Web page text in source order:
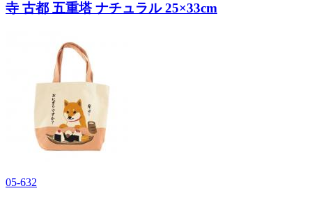
寺 古都 五重塔 ナチュラル 25×33cm
05-632